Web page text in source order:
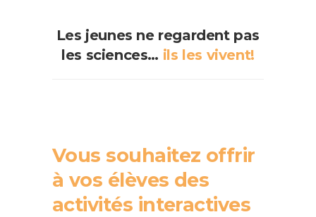
Les jeunes ne regardent pas
les sciences… ils les vivent!
Vous souhaitez offrir
à vos élèves des
activités interactives